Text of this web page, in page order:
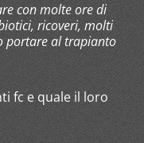
con molte ore di
ricoveri, molti
portare al trapianto
fc e quale il loro